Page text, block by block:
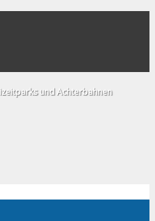
und Achterbahnen